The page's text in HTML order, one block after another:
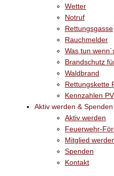
Wetter
Notruf
Rettungsgasse
Rauchmelder
Was tun
Brandschutz
Waldbrand
Rettungskette
Kennzahlen
Aktiv werden & Spenden
Aktiv werden
Feuerwehr-
Mitglied
Spenden
Kontakt